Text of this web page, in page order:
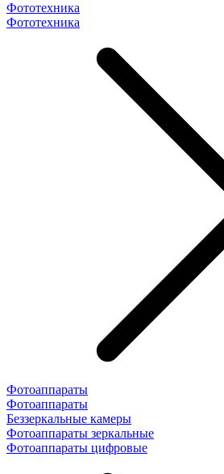
Фототехника
Фототехника
Фотоаппараты
Фотоаппараты
Беззеркальные камеры
Фотоаппараты зеркальные
Фотоаппараты цифровые